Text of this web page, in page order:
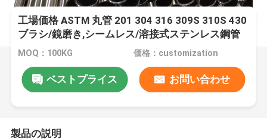
工場価格 ASTM 丸管 201 304 316 309S 310S 430
ブラシ/鏡磨き,シームレス/溶接式ステンレス鋼管
MOQ：100KG 価格：customization
ベストプライス お問い合わせ
製品の説明